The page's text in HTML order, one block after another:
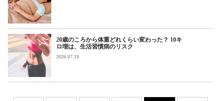
20歳のころから体重どれくらい変わった？ 10キ
ロ増は、生活習慣病のリスク
2026.07.19